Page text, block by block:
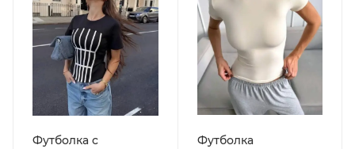
Футболка с
Футболка